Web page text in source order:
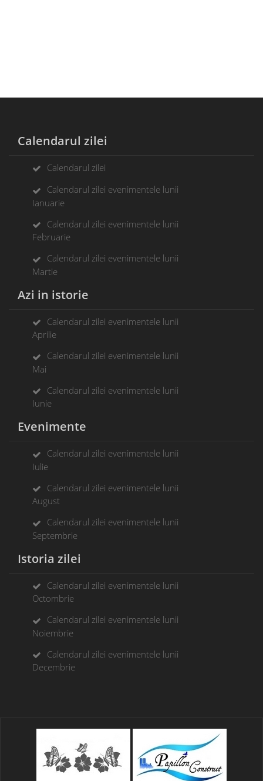
Calendarul zilei
Calendarul zilei
Calendarul zilei evenimentele lunii
Ianuarie
Calendarul zilei evenimentele lunii
Februarie
Calendarul zilei evenimentele lunii
Martie
Azi in istorie
Calendarul zilei evenimentele lunii
Aprilie
Calendarul zilei evenimentele lunii
Mai
Calendarul zilei evenimentele lunii
Iunie
Evenimente
Calendarul zilei evenimentele lunii
Iulie
Calendarul zilei evenimentele lunii
August
Calendarul zilei evenimentele lunii
Septembrie
Istoria zilei
Calendarul zilei evenimentele lunii
Octombrie
Calendarul zilei evenimentele lunii
Noiembrie
Calendarul zilei evenimentele lunii
Decembrie